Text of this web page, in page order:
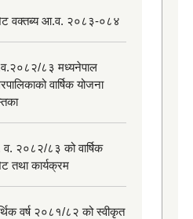
वक्तब्य आ.व. २०८३-०८४
८३ मध्यनेपाल
वार्षिक योजना
२०८२/८३ को वार्षिक
तथा कार्यक्रम
वर्ष २०८१/८२ को स्वीकृत